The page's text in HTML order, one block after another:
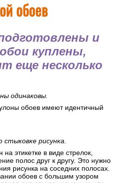
обоев
и
куплены,
еще несколько
одинаковы.
обоев имеют идентичный
рисунка.
на этикетке в виде стрелок,
полос друг к другу. Это нужно
рисунка на соседних полосах.
обоев с большим узором